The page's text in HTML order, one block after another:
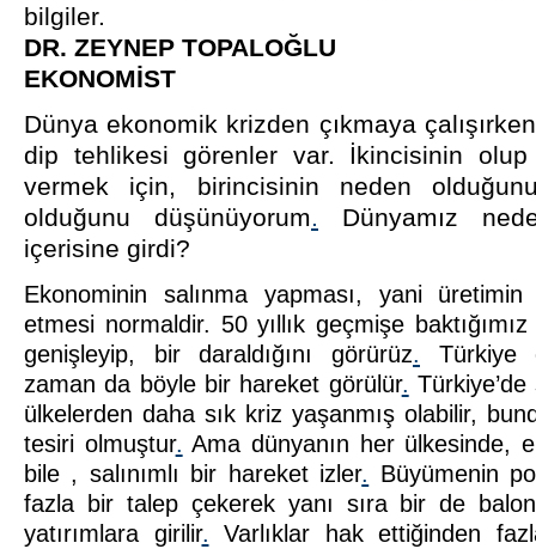
bilgiler.
DR. ZEYNEP TOPALOĞLU
EKONOMİST
Dünya ekonomik krizden çıkmaya
dip tehlikesi görenler var. İkincisinin olup
vermek için, birincisinin neden
olduğunu düşünüyorum. Dünyamız
içerisine girdi?
Ekonominin salınma yapması, yani
etmesi normaldir. 50 yıllık geçmişe
genişleyip, bir daraldığını görürüz. Türkiye
zaman da böyle bir hareket görülür.
ülkelerden daha sık kriz yaşanmış olabilir,
tesiri olmuştur. Ama dünyanın her ülkesinde,
bile , salınımlı bir hareket izler. Büyümenin
fazla bir talep çekerek yanı sıra bir de
yatırımlara girilir. Varlıklar hak ettiğinden